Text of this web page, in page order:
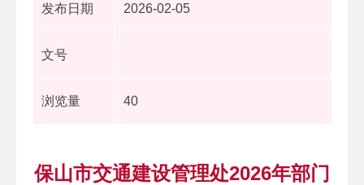
发布日期 2026-02-05
文号
浏览量 40
保山市交通建设管理处2026年部门